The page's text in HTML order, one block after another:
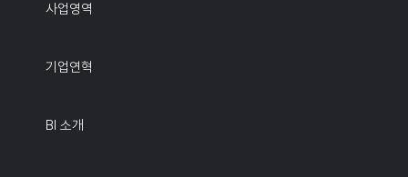
사업영역
기업연혁
BI 소개